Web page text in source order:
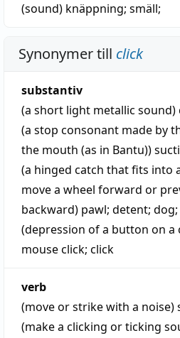
(sound) knäppning; smäll;
Synonymer till click
substantiv
(a short light metallic sound)
(a stop consonant made by
the mouth (as in Bantu))
(a hinged catch that fits into
move a wheel forward or
backward) pawl; detent; dog;
(depression of a button on
mouse click; click
verb
(move or strike with a noise)
(make a clicking or ticking